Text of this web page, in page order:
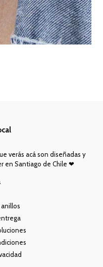
verás acá son diseñadas y
en Santiago de Chile ❤︎